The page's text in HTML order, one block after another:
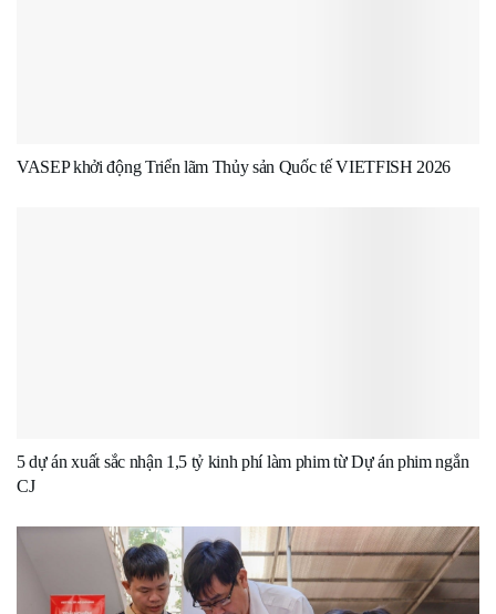
VASEP khởi động Triển lãm Thủy sản Quốc tế VIETFISH 2026
5 dự án xuất sắc nhận 1,5 tỷ kinh phí làm phim từ Dự án phim ngắn
CJ